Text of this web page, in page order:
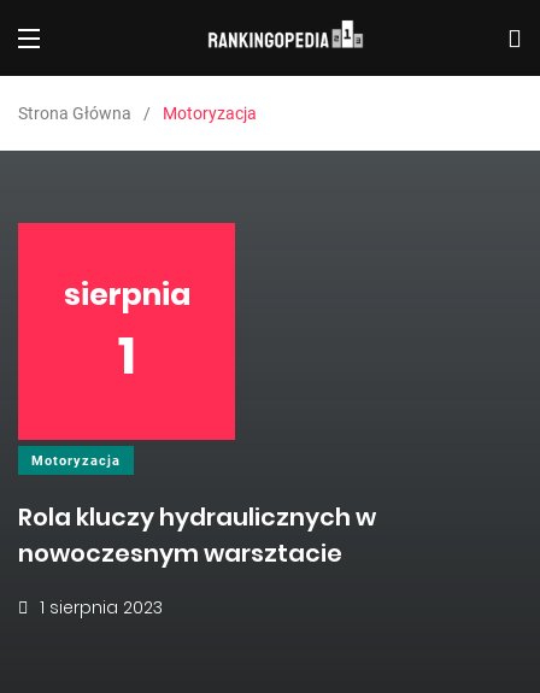
Strona Główna Motoryzacja
sierpnia
1
Motoryzacja
Rola kluczy hydraulicznych w
nowoczesnym warsztacie
1 sierpnia 2023